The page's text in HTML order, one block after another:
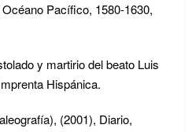
Pacífico, 1580-1630,
y martirio del beato Luis
Hispánica.
(2001), Diario,